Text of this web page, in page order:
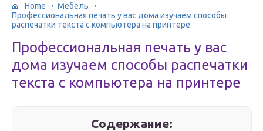
Home
Мебель
Профессиональная печать у вас дома изучаем способы
распечатки текста с компьютера на принтере
Профессиональная печать у вас
дома изучаем способы распечатки
текста с компьютера на принтере
Содержание: